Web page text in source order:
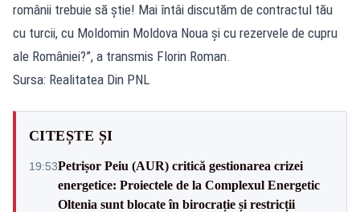
românii trebuie să știe! Mai întâi discutăm de contractul tău
cu turcii, cu Moldomin Moldova Noua și cu rezervele de cupru
ale României?”, a transmis Florin Roman.
Sursa: Realitatea Din PNL
CITEȘTE ȘI
19:53Petrișor Peiu (AUR) critică gestionarea crizei
energetice: Proiectele de la Complexul Energetic
Oltenia sunt blocate în birocrație și restricții